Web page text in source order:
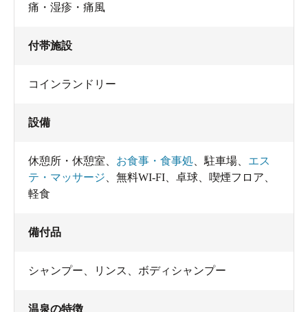
も。
痛・湿疹・痛風
付帯施設
コインランドリー
設備
休憩所・休憩室 お食事・食事処 駐車場
エス
テ・マッサージ
無料WI-FI 卓球 喫煙フロア
軽食
備付品
シャンプー リンス ボディシャンプー
温泉の特徴